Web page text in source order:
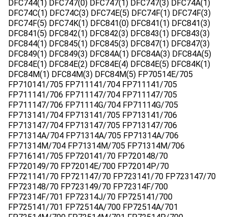
DFC744(1) DFC747(0) DFC747(1) DFC747(3) DFC74A(1)
DFC74C(1) DFC74C(3) DFC74E(5) DFC74F(1) DFC74F(3)
DFC74F(5) DFC74K(1) DFC841(0) DFC841(1) DFC841(3)
DFC841(5) DFC842(1) DFC842(3) DFC843(1) DFC843(3)
DFC844(1) DFC845(1) DFC845(3) DFC847(1) DFC847(3)
DFC849(1) DFC849(3) DFC84A(1) DFC84A(3) DFC84A(5)
DFC84E(1) DFC84E(2) DFC84E(4) DFC84E(5) DFC84K(1)
DFC84M(1) DFC84M(3) DFC84M(5) FP70514E/705
FP710141/705 FP711141/704 FP711141/705
FP711141/706 FP711147/704 FP711147/705
FP711147/706 FP71114G/704 FP71114G/705
FP713141/704 FP713141/705 FP713141/706
FP713147/704 FP713147/705 FP713147/706
FP71314A/704 FP71314A/705 FP71314A/706
FP71314M/704 FP71314M/705 FP71314M/706
FP716141/705 FP720141/70 FP720148/70
FP720149/70 FP72014E/700 FP72014P/70
FP721141/70 FP721147/70 FP723141/70 FP723147/70
FP723148/70 FP723149/70 FP72314F/700
FP72314F/701 FP72314J/70 FP725141/700
FP725141/701 FP72514A/700 FP72514A/701